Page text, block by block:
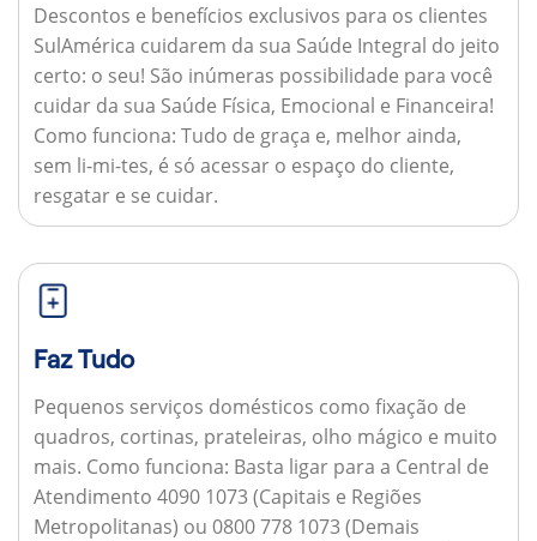
Descontos e benefícios exclusivos para os clientes
SulAmérica cuidarem da sua Saúde Integral do jeito
certo: o seu! São inúmeras possibilidade para você
cuidar da sua Saúde Física, Emocional e Financeira!
Como funciona: Tudo de graça e, melhor ainda,
sem li-mi-tes, é só acessar o espaço do cliente,
resgatar e se cuidar.
Faz Tudo
Pequenos serviços domésticos como fixação de
quadros, cortinas, prateleiras, olho mágico e muito
mais. Como funciona: Basta ligar para a Central de
Atendimento 4090 1073 (Capitais e Regiões
Metropolitanas) ou 0800 778 1073 (Demais